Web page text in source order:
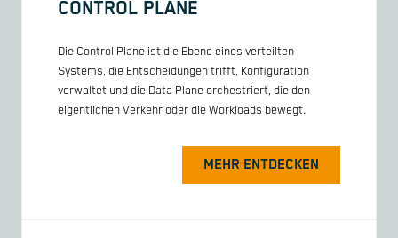
CONTROL PLANE
Die Control Plane ist die Ebene eines verteilten
Systems, die Entscheidungen trifft, Konfiguration
verwaltet und die Data Plane orchestriert, die den
eigentlichen Verkehr oder die Workloads bewegt.
MEHR ENTDECKEN